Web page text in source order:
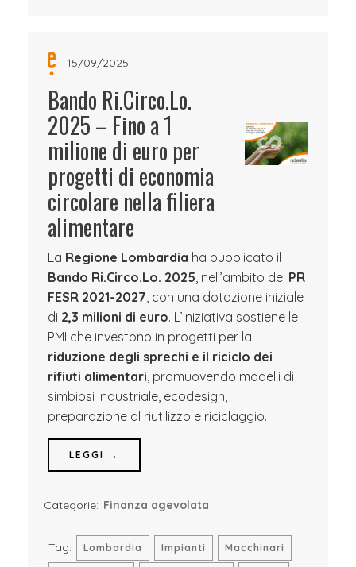
15/09/2025
Bando Ri.Circo.Lo.
2025 – Fino a 1
milione di euro per
progetti di economia
circolare nella filiera
alimentare
La Regione Lombardia ha pubblicato il
Bando Ri.Circo.Lo. 2025, nell’ambito del PR
FESR 2021-2027, con una dotazione iniziale
di 2,3 milioni di euro. L’iniziativa sostiene le
PMI che investono in progetti per la
riduzione degli sprechi e il riciclo dei
rifiuti alimentari, promuovendo modelli di
simbiosi industriale, ecodesign,
preparazione al riutilizzo e riciclaggio.
LEGGI →
Categorie: Finanza agevolata
Tag: Lombardia Impianti Macchinari